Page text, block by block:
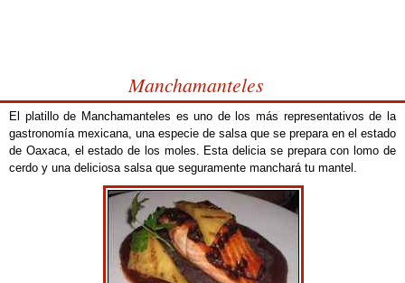
Manchamanteles
El platillo de Manchamanteles es uno de los más representativos de la
gastronomía mexicana, una especie de salsa que se prepara en el estado
de Oaxaca, el estado de los moles. Esta delicia se prepara con lomo de
cerdo y una deliciosa salsa que seguramente manchará tu mantel.